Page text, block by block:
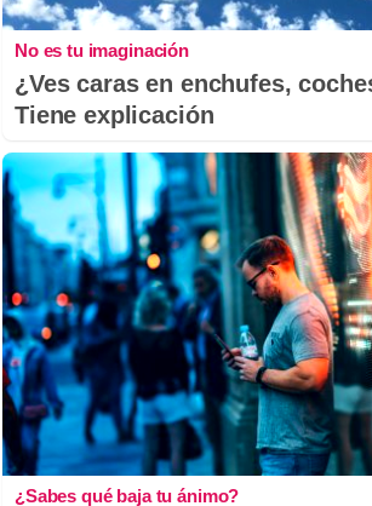
No es tu imaginación
¿Ves caras en enchufes,
Tiene explicación
¿Sabes qué baja tu ánimo?